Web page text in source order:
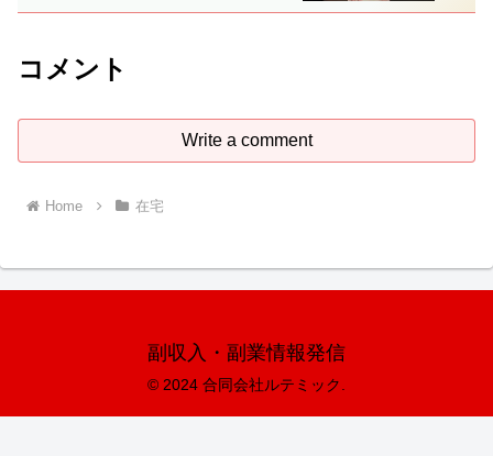
コメント
Write a comment
Home 在宅
副収入・副業情報発信
© 2024 合同会社ルテミック.